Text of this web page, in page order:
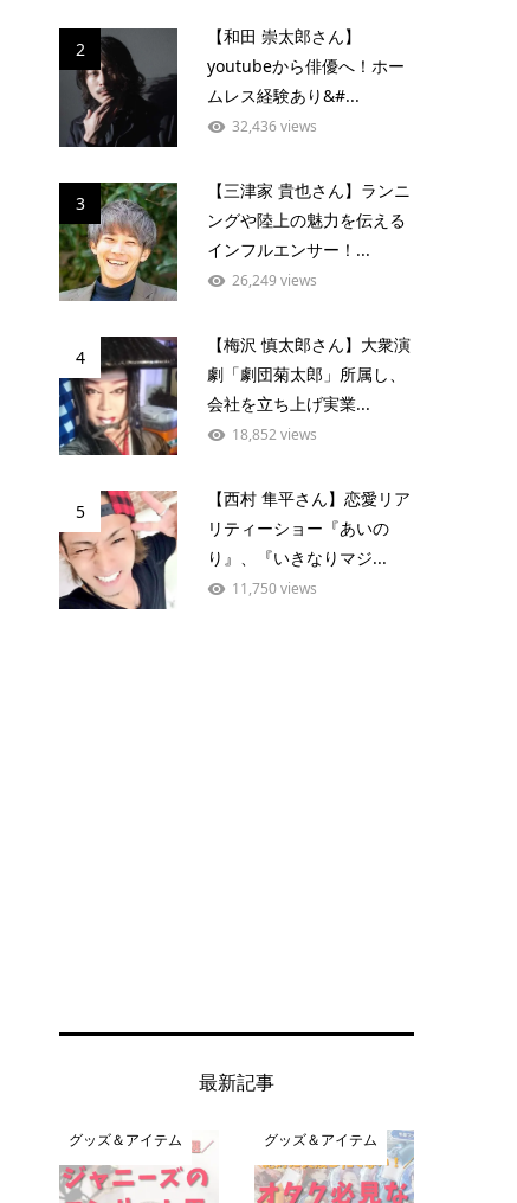
2
【和田 崇太郎さん】
youtubeから俳優へ！ホー
ムレス経験あり&#...
32,436 views
3
【三津家 貴也さん】ランニ
ングや陸上の魅力を伝える
インフルエンサー！...
26,249 views
4
【梅沢 慎太郎さん】大衆演
劇「劇団菊太郎」所属し、
会社を立ち上げ実業...
18,852 views
5
【西村 隼平さん】恋愛リア
リティーショー『あいの
り』、『いきなりマジ...
11,750 views
最新記事
グッズ＆アイテム グッズ＆アイテム